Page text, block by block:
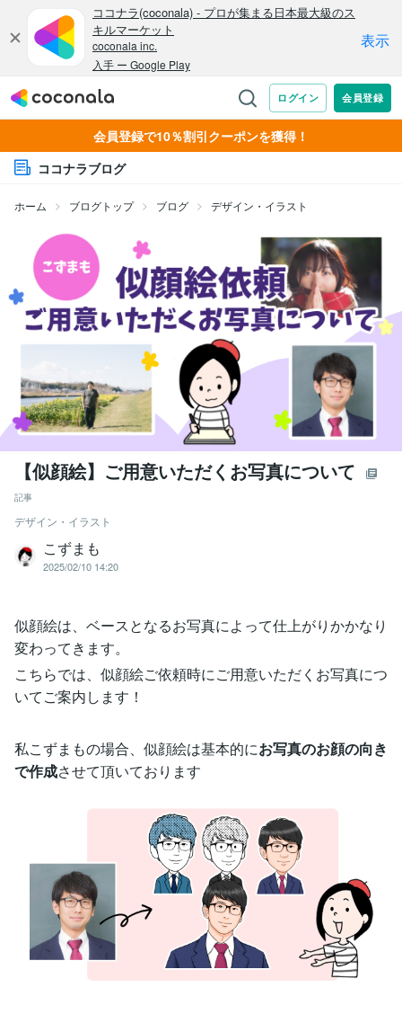
会員登録で10％割引クーポンを獲得！
ココナラブログ
ホーム ブログトップ ブログ デザイン・イラスト
【似顔絵】ご用意いただくお写真について
記事
デザイン・イラスト
こずまも
2025/02/10 14:20
似顔絵は、ベースとなるお写真によって仕上がりかかなり
変わってきます。
こちらでは、似顔絵ご依頼時にご用意いただくお写真につ
いてご案内します！
私こずまもの場合、似顔絵は基本的にお写真のお顔の向き
で作成させて頂いております